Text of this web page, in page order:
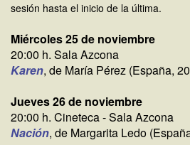
sesión hasta el inicio de la última.
Miércoles 25 de noviembre
20:00 h. Sala Azcona
Karen, de María Pérez (España,
Jueves 26 de noviembre
20:00 h. Cineteca - Sala Azcona
Nación, de Margarita Ledo